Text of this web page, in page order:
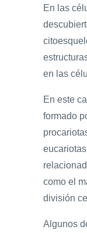
En las
en las
En este
formado
como el
división
Algunos